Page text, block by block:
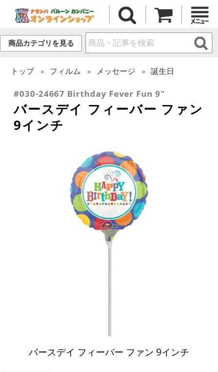
商品カテゴリを見る
トップ フィルム メッセージ 誕生日
#030-24667 Birthday Fever Fun 9"
バースデイ フィーバー ファン
9インチ
バースデイ フィーバー ファン 9インチ